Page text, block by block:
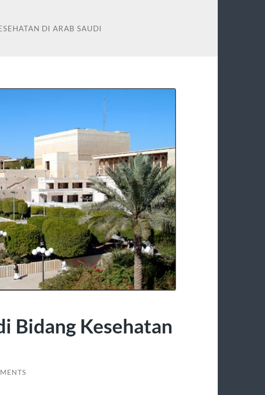
DI ARAB SAUDI
Bidang Kesehatan